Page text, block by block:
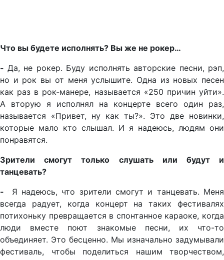
Что вы будете исполнять? Вы же не рокер…
- Да, не рокер. Буду исполнять авторские песни, рэп,
но и рок вы от меня услышите. Одна из новых песен
как раз в рок-манере, называется «250 причин уйти».
А вторую я исполнял на концерте всего один раз,
называется «Привет, ну как ты?». Это две новинки,
которые мало кто слышал. И я надеюсь, людям они
понравятся.
Зрители смогут только слушать или будут и
танцевать?
-
Я надеюсь, что зрители смогут и танцевать. Меня
всегда радует, когда концерт на таких фестивалях
потихоньку превращается в спонтанное караоке, когда
люди вместе поют знакомые песни, их что-то
объединяет. Это бесценно. Мы изначально задумывали
фестиваль, чтобы поделиться нашим творчеством,